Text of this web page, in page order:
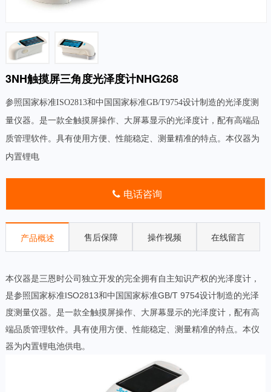
3NH触摸屏三角度光泽度计NHG268
参照国家标准ISO2813和中国国家标准GB/T9754设计制造的光泽度测
量仪器。是一款全触摸屏操作、大屏幕显示的光泽度计，配有高端品
质管理软件。具有使用方便、性能稳定、测量精准的特点。本仪器为
内置锂电
电话咨询
产品概述 售后保障 操作视频 在线留言
本仪器是三恩时公司独立开发的完全拥有自主知识产权的光泽度计，
是参照国家标准ISO2813和中国国家标准GB/T 9754设计制造的光泽
度测量仪器。是一款全触摸屏操作、大屏幕显示的光泽度计，配有高
端品质管理软件。具有使用方便、性能稳定、测量精准的特点。本仪
器为内置锂电池供电。